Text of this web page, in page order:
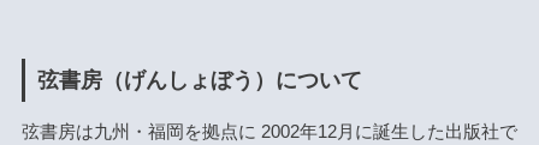
弦書房（げんしょぼう）について
弦書房は九州・福岡を拠点に 2002年12月に誕生した出版社で